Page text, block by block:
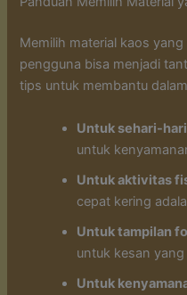
Memilih material kaos
pengguna bisa menjadi
tips untuk membantu
Untuk sehari-hari
untuk
Untuk aktivitas
cepat kering
Untuk tampilan
untuk kesan
Untuk